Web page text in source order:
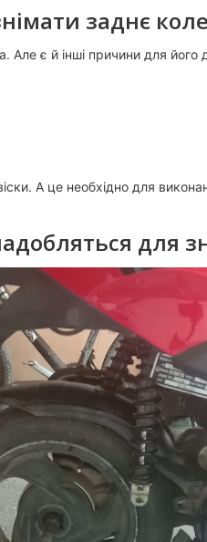
заднє
Але є й інші причини для його
А це необхідно для
для